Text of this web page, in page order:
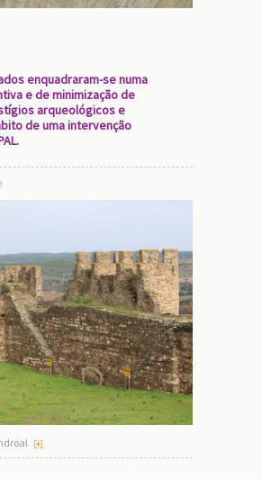
enquadraram-se numa
e de minimização de
arqueológicos e
de uma intervenção